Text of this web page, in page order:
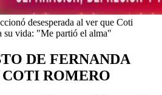
desesperada al ver que Coti
su vida: "Me partió el alma"
DE FERNANDA
ROMERO